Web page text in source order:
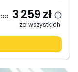
od 3 259zł
za wszystkich